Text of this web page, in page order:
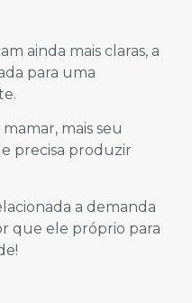
ainda mais claras, a
para uma
mais seu
precisa produzir
a demanda
que ele próprio para